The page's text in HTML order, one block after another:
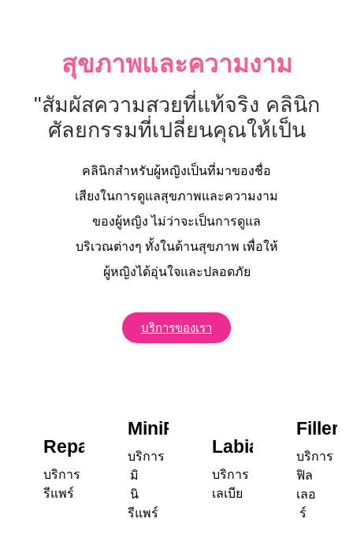
สุขภาพและความงาม
"สัมผัสความสวยที่แท้จริง คลินิก
ศัลยกรรมที่เปลี่ยนคุณให้เป็น
คลินิกสำหรับผู้หญิงเป็นที่มาของชื่อ
เสียงในการดูแลสุขภาพและความงาม
ของผู้หญิง ไม่ว่าจะเป็นการดูแล
บริเวณต่างๆ ทั้งในด้านสุขภาพ เพื่อให้
ผู้หญิงได้อุ่นใจและปลอดภัย
quotidien.
(sildénafil) etachat Cialis 20 mg
sans ordonnance
uniquement avec prescription
médicale.acheter Viagra 100mg
บริการของเรา
Repair
บริการ
รีแพร์
MiniRepair
บริการ
มิ
นิ
รีแพร์
Labia
บริการ
เลเบีย
Filler
บริการ
ฟิล
เลอ
ร์